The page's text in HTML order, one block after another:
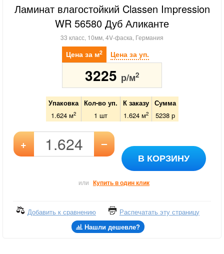
Ламинат влагостойкий Classen Impression
WR 56580 Дуб Аликанте
33 класс, 10мм, 4V-фаска, Германия
Цена за м2 Цена за уп.
3225 р/м2
Упаковка Кол-во уп. К заказу
Сумма
1.624 м2 1 шт 1.624м2 5238р
+ –
В КОРЗИНУ
или Купить в один клик
Добавить к сравнению
Распечатать эту страницу
Нашли дешевле?